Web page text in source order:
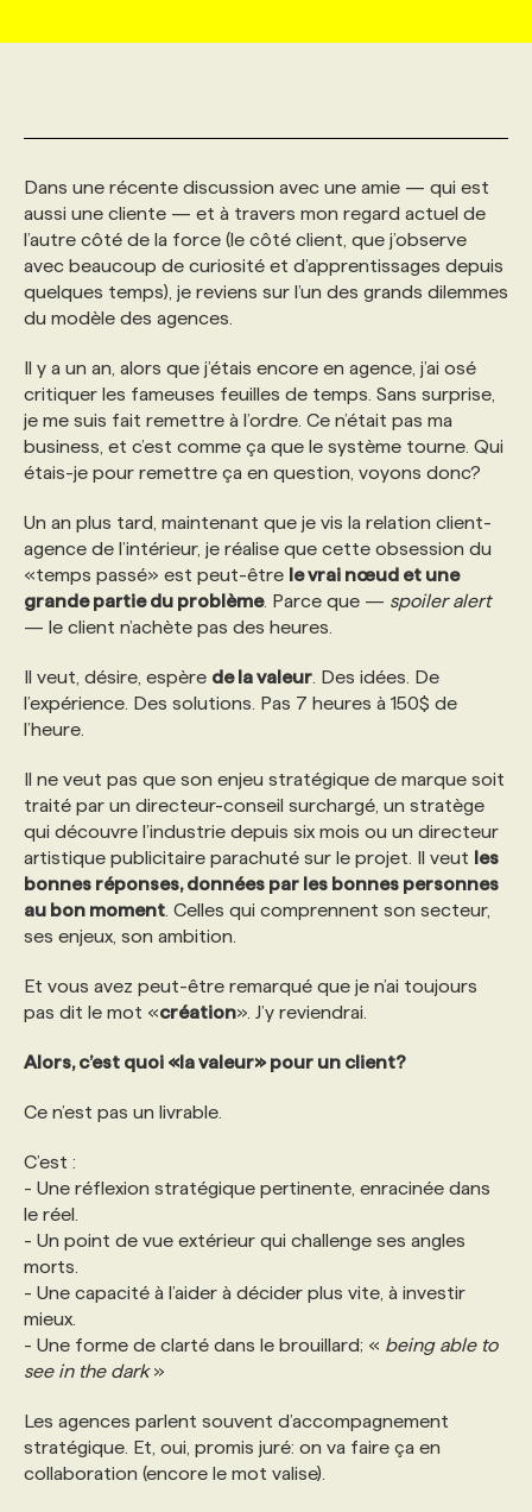
AFFAIRES DE L'INDUSTRIE
INITIATIVES NUMÉRIQUES
PRIX ET DISTINCTIONS
TENDANCES
WEB & MÉDIAS SOCIAUX
MARKETING DURABLE
GEO/SEO
ÉVÉNEMENTIEL
NOS AUTEUR‧RICES
INFOLETTRE PUBLICITÉ
ANNONCEZ AVEC NOUS
CONSULTER LA CVTHÈQUE
PROFIL ENTREPRISE
FAQ
ANNONCEZ AVEC NOUS
VOIR LES OFFRES
PROFIL CANDIDAT
FAQ
ANNONCEZ AVEC NOUS
NOS FORMATIONS EN LIGNE
NOS PARCOURS DE FORMATIONS
FORMATIONS PERSONNALISÉES
NOS FORMATEUR‧RICES
POURQUOI CHOISIR NOS FORMATIONS
NOS TARIFS
PROGRAMMES DE SUBVENTIONS
ANNONCEZ AVEC NOUS
CHASSE DE TÊTE
SERVICE DE CHASSE DE TÊTE
NOS TARIFS
NOS EXPERTISES
FAQ
ANNONCEZ AVEC NOUS
Dans une récente discussion avec une amie — qui est
aussi une cliente — et à travers mon regard actuel de
l’autre côté de la force (le côté client, que j’observe
avec beaucoup de curiosité et d’apprentissages depuis
quelques temps), je reviens sur l’un des grands dilemmes
du modèle des agences.
Il y a un an, alors que j’étais encore en agence, j’ai osé
critiquer les fameuses feuilles de temps. Sans surprise,
je me suis fait remettre à l’ordre. Ce n’était pas ma
business, et c’est comme ça que le système tourne. Qui
étais-je pour remettre ça en question, voyons donc?
Un an plus tard, maintenant que je vis la relation client-
agence de l’intérieur, je réalise que cette obsession du
«temps passé» est peut-être le vrai nœud et une
grande partie du problème. Parce que — spoiler alert
— le client n’achète pas des heures.
Il veut, désire, espère de la valeur . Des idées. De
l’expérience. Des solutions. Pas 7 heures à 150$ de
l’heure.
Il ne veut pas que son enjeu stratégique de marque soit
traité par un directeur-conseil surchargé, un stratège
qui découvre l’industrie depuis six mois ou un directeur
artistique publicitaire parachuté sur le projet. Il veut les
bonnes réponses, données par les bonnes personnes
au bon moment . Celles qui comprennent son secteur,
ses enjeux, son ambition.
Et vous avez peut-être remarqué que je n’ai toujours
pas dit le mot «création». J’y reviendrai.
Alors, c’est quoi «la valeur» pour un client?
Ce n’est pas un livrable.
C’est :
- Une réflexion stratégique pertinente, enracinée dans
le réel.
- Un point de vue extérieur qui challenge ses angles
morts.
- Une capacité à l’aider à décider plus vite, à investir
mieux.
- Une forme de clarté dans le brouillard; « being able to
see in the dark»
Les agences parlent souvent d’accompagnement
stratégique. Et, oui, promis juré: on va faire ça en
collaboration (encore le mot valise).